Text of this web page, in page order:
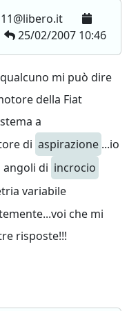
25/02/2007 10:46
mi può dire
della Fiat
a
di aspirazione ...io
di incrocio
variabile
che mi
risposte!!!